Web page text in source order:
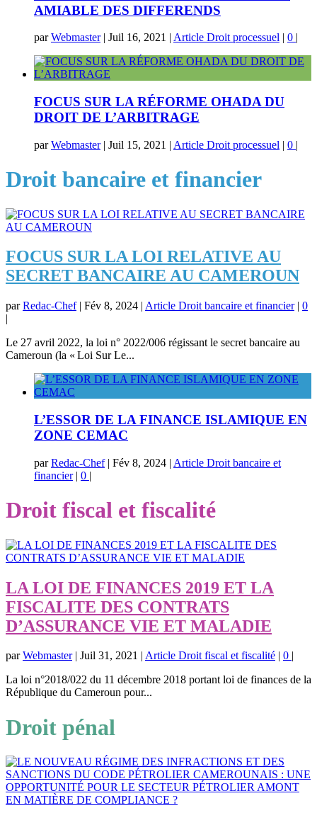
AMIABLE DES DIFFERENDS
parWebmaster| Juil 16, 2021 | Article Droit processuel | 0 |
FOCUS SUR LA RÉFORME OHADA DU
DROIT DE L’ARBITRAGE
parWebmaster| Juil 15, 2021 | Article Droit processuel | 0 |
Droit bancaire et financier
FOCUS SUR LA LOI RELATIVE AU
SECRET BANCAIRE AU CAMEROUN
parRedac-Chef| Fév 8, 2024 | Article Droit bancaire et financier| 0
|
Le 27 avril 2022, la loi n° 2022/006 régissant le secret bancaire au
Cameroun (la « Loi Sur Le...
L’ESSOR DE LA FINANCE ISLAMIQUE EN
ZONE CEMAC
parRedac-Chef| Fév 8, 2024 | Article Droit bancaire et
financier| 0 |
Droit fiscal et fiscalité
LA LOI DE FINANCES 2019 ET LA
FISCALITE DES CONTRATS
D’ASSURANCE VIE ET MALADIE
parWebmaster| Juil 31, 2021 Article Droit fiscal et fiscalité 0
La loi n°2018/022 du 11 décembre 2018 portant loi de finances de la
République du Cameroun pour...
Droit pénal